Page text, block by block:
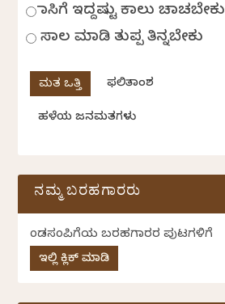
ಹಾಸಿಗೆ ಇದ್ದಷ್ಟು ಕಾಲು ಚಾಚಬೇಕು
ಸಾಲ ಮಾಡಿ ತುಪ್ಪ ತಿನ್ನಬೇಕು
ಫಲಿತಾಂಶ
ಹಳೆಯ ಜನಮತಗಳು
ನಮ್ಮ ಬರಹಗಾರರು
ಕೆಂಡಸಂಪಿಗೆಯ ಬರಹಗಾರರ ಪುಟಗಳಿಗೆ
ಇಲ್ಲಿ ಕ್ಲಿಕ್ ಮಾಡಿ